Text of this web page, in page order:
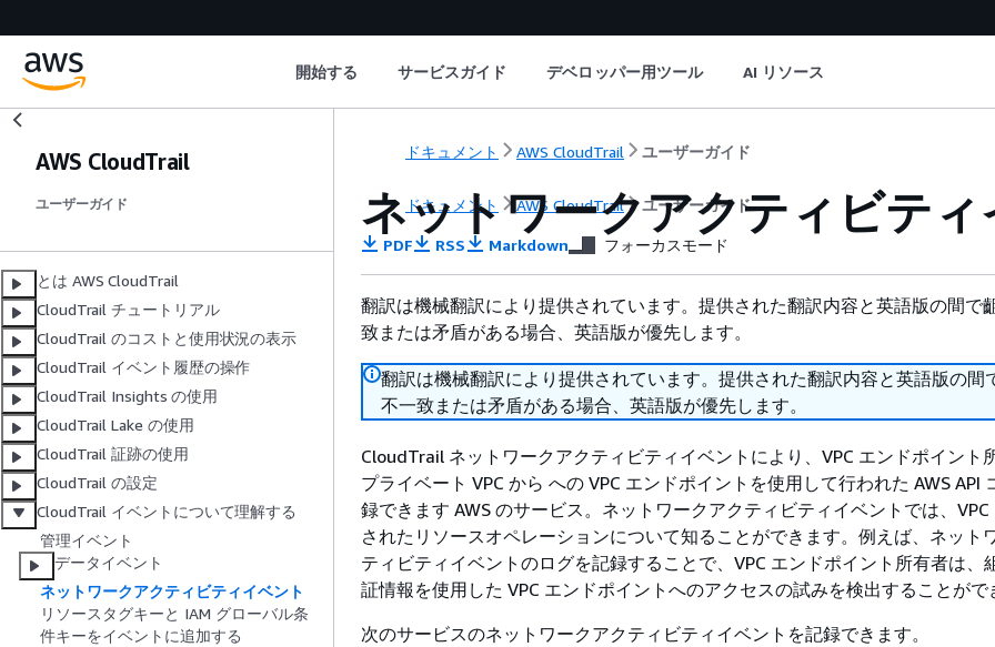
開始する サービスガイド デベロッパー用ツール AI リソース
AWS CloudTrail
ユーザーガイド
とは AWS CloudTrail
CloudTrail チュートリアル
CloudTrail のコストと使用状況の表示
CloudTrail イベント履歴の操作
CloudTrail Insights の使用
CloudTrail Lake の使用
CloudTrail 証跡の使用
CloudTrail の設定
CloudTrail イベントについて理解する
管理イベント
データイベント
ネットワークアクティビティイベント
リソースタグキーと IAM グローバル条
件キーをイベントに追加する
ドキュメント AWS CloudTrail ユーザーガイド
ドキュメント AWS CloudTrail ユーザーガイド
ネットワークアクティビテ
PDF RSS Markdown フォーカスモード
翻訳は機械翻訳により提供されています。提供された翻訳内容と英語版の間で
致または矛盾がある場合、英語版が優先します。
翻訳は機械翻訳により提供されています。提供された翻訳内容と英語版の間
不一致または矛盾がある場合、英語版が優先します。
CloudTrail ネットワークアクティビティイベントにより、VPC エンドポイント
プライベート VPC から への VPC エンドポイントを使用して行われた AWS API
録できます AWS のサービス。ネットワークアクティビティイベントでは、
されたリソースオペレーションについて知ることができます。例えば、ネット
ティビティイベントのログを記録することで、VPC エンドポイント所有者は、
証情報を使用した VPC エンドポイントへのアクセスの試みを検出することがで
次のサービスのネットワークアクティビティイベントを記録できます。